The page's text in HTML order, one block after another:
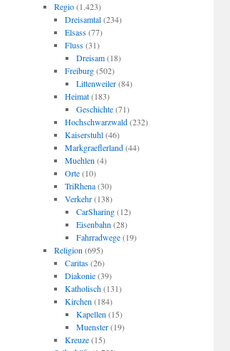
Regio(1.423)
Dreisamtal(234)
Elsass(77)
Fluss(31)
Dreisam(18)
Freiburg(502)
Littenweiler(84)
Heimat(183)
Geschichte(71)
Hochschwarzwald(232)
Kaiserstuhl(46)
Markgraeflerland(44)
Muehlen (4)
Orte(10)
TriRhena(30)
Verkehr(138)
CarSharing(12)
Eisenbahn (28)
Fahrradwege(19)
Religion (695)
Caritas(26)
Diakonie(39)
Katholisch(131)
Kirchen (184)
Kapellen (15)
Muenster(19)
Kreuze(15)